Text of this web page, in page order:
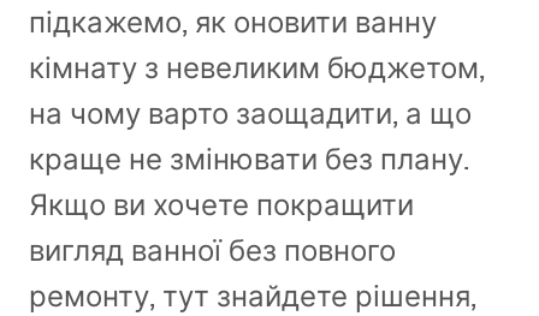
підкажемо, як оновити ванну
кімнату з невеликим бюджетом,
на чому варто заощадити, а що
краще не змінювати без плану.
Якщо ви хочете покращити
вигляд ванної без повного
ремонту, тут знайдете рішення,